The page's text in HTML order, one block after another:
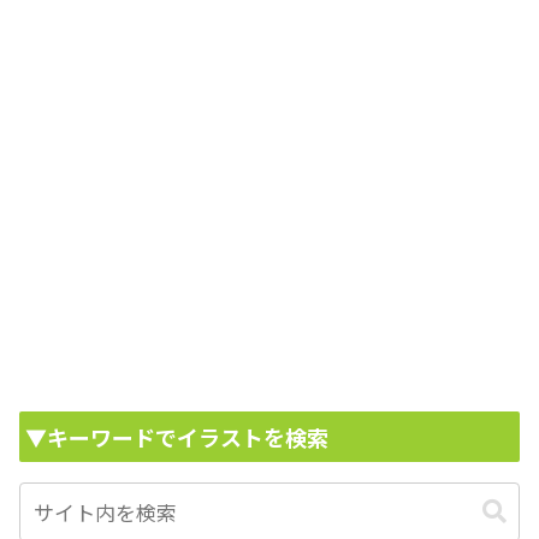
▼キーワードでイラストを検索